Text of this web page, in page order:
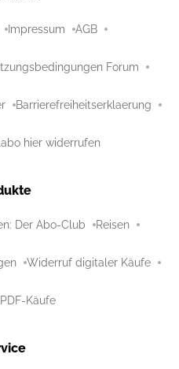
Impressum AGB
Forum
Barrierefreiheitserklaerung
hier widerrufen
Der Abo-Club Reisen
Widerruf digitaler Käufe
Käufe